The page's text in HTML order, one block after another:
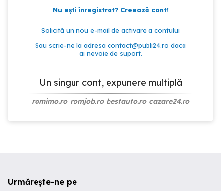
Nu ești înregistrat? Creează cont!
Solicită un nou e-mail de activare a contului
Sau scrie-ne la adresa contact@publi24.ro daca
ai nevoie de suport.
Un singur cont, expunere multiplă
romimo.ro romjob.ro bestauto.ro cazare24.ro
Urmărește-ne pe